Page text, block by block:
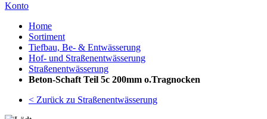
Konto
Home
Sortiment
Tiefbau, Be- & Entwässerung
Hof- und Straßenentwässerung
Straßenentwässerung
Beton-Schaft Teil 5c 200mm o.Tragnocken
< Zurück zu Straßenentwässerung